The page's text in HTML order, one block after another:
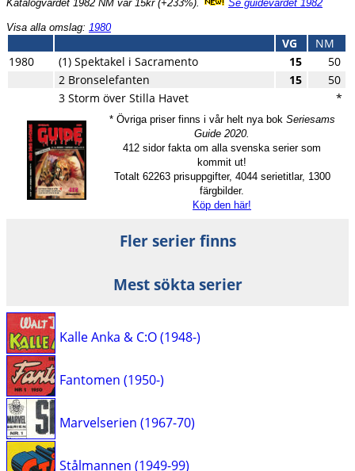
Katalogvärdet 1982 NM var 15kr (+233%). Se guidevärdet 1982
Visa alla omslag: 1980
VG
NM
1980
(1) Spektakel i Sacramento 15
50
2 Bronselefanten
15
50
3 Storm över Stilla Havet
*
* Övriga priser finns i vår helt nya bok Seriesams
Guide 2020.
412 sidor fakta om alla svenska serier som
kommit ut!
Totalt 62263 prisuppgifter, 4044 serietitlar, 1300
färgbilder.
Köp den här!
Fler serier finns
Mest sökta serier
Kalle Anka & C:O (1948-)
Fantomen (1950-)
Marvelserien (1967-70)
Stålmannen (1949-99)